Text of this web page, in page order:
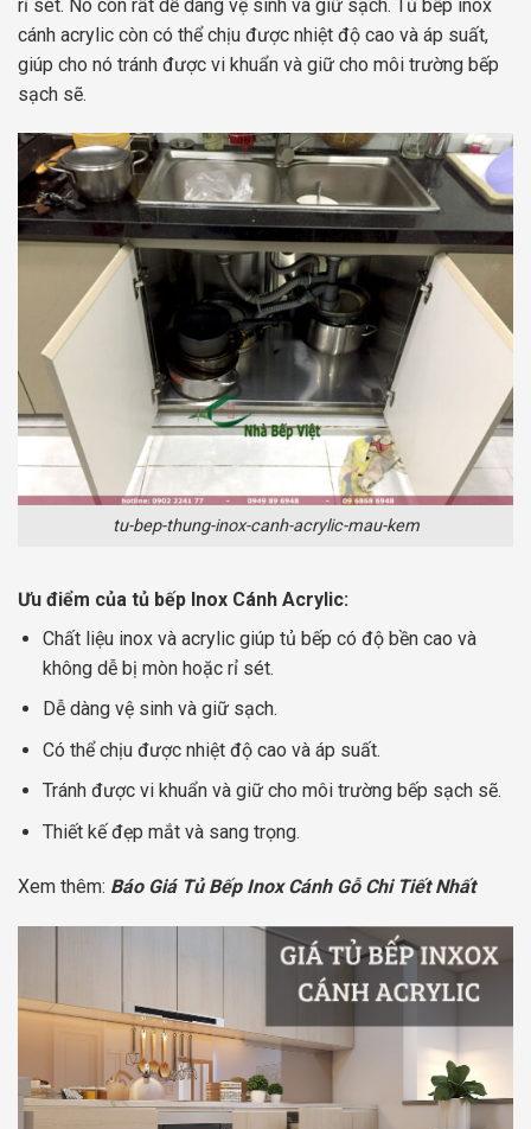
rỉ sét. Nó còn rất dễ dàng vệ sinh và giữ sạch. Tủ bếp inox
cánh acrylic còn có thể chịu được nhiệt độ cao và áp suất,
giúp cho nó tránh được vi khuẩn và giữ cho môi trường bếp
sạch sẽ.
tu-bep-thung-inox-canh-acrylic-mau-kem
Ưu điểm của tủ bếp Inox Cánh Acrylic:
Chất liệu inox và acrylic giúp tủ bếp có độ bền cao và
không dễ bị mòn hoặc rỉ sét.
Dễ dàng vệ sinh và giữ sạch.
Có thể chịu được nhiệt độ cao và áp suất.
Tránh được vi khuẩn và giữ cho môi trường bếp sạch sẽ.
Thiết kế đẹp mắt và sang trọng.
Xem thêm: Báo Giá Tủ Bếp Inox Cánh Gỗ Chi Tiết Nhất